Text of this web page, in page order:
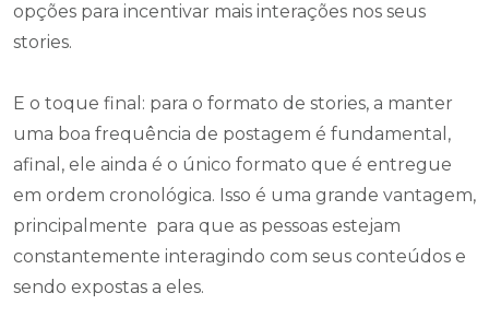
opções para incentivar mais interações nos seus
stories.
E o toque final: para o formato de stories, a manter
uma boa frequência de postagem é fundamental,
afinal, ele ainda é o único formato que é entregue
em ordem cronológica. Isso é uma grande vantagem,
principalmente para que as pessoas estejam
constantemente interagindo com seus conteúdos e
sendo expostas a eles.